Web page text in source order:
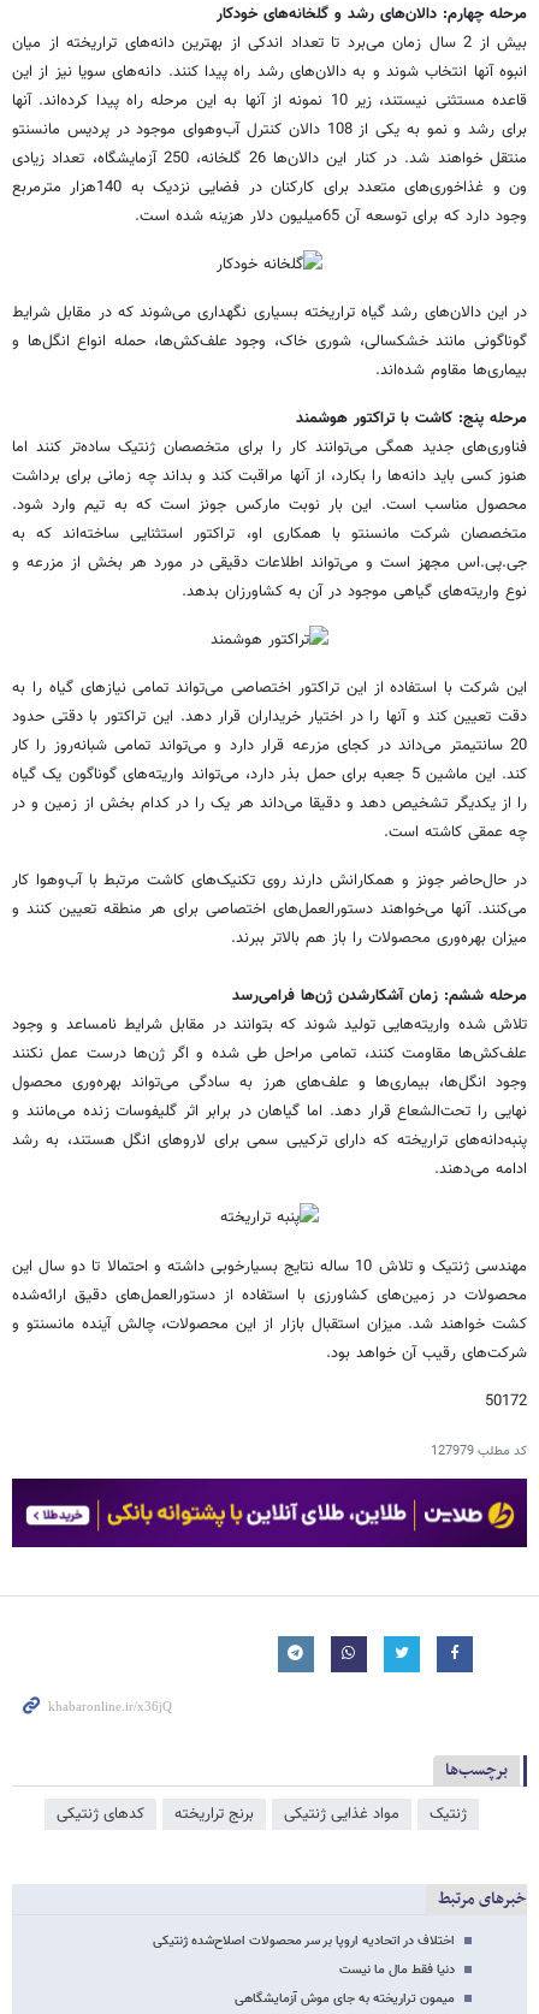
مرحله چهارم: دالان‌های رشد و گلخانه‌های خودکار
بیش از 2 سال زمان می‌برد تا تعداد اندکی از بهترین دانه‌های تراریخته از میان
انبوه آنها انتخاب شوند و به دالان‌های رشد راه پیدا کنند. دانه‌های سویا نیز از این
قاعده مستثنی نیستند، زیر 10 نمونه از آنها به این مرحله راه پیدا کرده‌اند. آنها
برای رشد و نمو به یکی از 108 دالان کنترل آب‌و‌هوای موجود در پردیس مانسنتو
منتقل خواهند شد. در کنار این دالان‌ها 26 گلخانه، 250 آزمایشگاه، تعداد زیادی
ون و غذاخوری‌های متعدد برای کارکنان در فضایی نزدیک به 140هزار مترمربع
وجود دارد که برای توسعه آن 65میلیون دلار هزینه شده است.
در این دالان‌های رشد گیاه تراریخته بسیاری نگهداری می‌شوند که در مقابل شرایط
گوناگونی مانند خشکسالی، شوری خاک، وجود علف‌کش‌ها، حمله انواع انگل‌ها و
بیماری‌ها مقاوم شده‌اند.
مرحله پنج: کاشت با تراکتور هوشمند
فناوری‌های جدید همگی می‌توانند کار را برای متخصصان ژنتیک ساده‌تر کنند اما
هنوز کسی باید دانه‌ها را بکارد، از آنها مراقبت کند و بداند چه زمانی برای برداشت
محصول مناسب است. این بار نوبت مارکس جونز است که به تیم وارد شود.
متخصصان شرکت مانسنتو با همکاری او، تراکتور استثنایی ساخته‌اند که به
جی.پی.اس مجهز است و می‌تواند اطلاعات دقیقی در مورد هر بخش از مزرعه و
نوع واریته‌های گیاهی موجود در آن به کشاورزان بدهد.
این شرکت با استفاده از این تراکتور اختصاصی می‌تواند تمامی نیازهای گیاه را به
دقت تعیین کند و آنها را در اختیار خریداران قرار دهد. این تراکتور با دقتی حدود
20 سانتیمتر می‌داند در کجای مزرعه قرار دارد و می‌تواند تمامی شبانه‌روز را کار
کند. این ماشین 5 جعبه برای حمل بذر دارد، می‌تواند واریته‌های گوناگون یک گیاه
را از یکدیگر تشخیص دهد و دقیقا می‌داند هر یک را در کدام بخش از زمین و در
چه عمقی کاشته است.
در حال‌حاضر جونز و همکارانش دارند روی تکنیک‌های کاشت مرتبط با آب‌و‌هوا کار
می‌کنند. آنها می‌خواهند دستورالعمل‌های اختصاصی برای هر منطقه تعیین کنند و
میزان بهره‌وری محصولات را باز هم بالاتر ببرند.
مرحله ششم: زمان آشکارشدن ژن‌ها فرامی‌رسد
تلاش شده واریته‌هایی تولید شوند که بتوانند در مقابل شرایط نامساعد و وجود
علف‌کش‌ها مقاومت کنند، تمامی مراحل طی شده و اگر ژن‌ها درست عمل نکنند
وجود انگل‌ها، بیماری‌ها و علف‌های هرز به سادگی می‌تواند بهره‌وری محصول
نهایی را تحت‌الشعاع قرار دهد. اما گیاهان در برابر اثر گلیفوسات زنده می‌‌مانند و
پنبه‌دانه‌های تراریخته که دارای ترکیبی سمی برای لاروهای انگل هستند، به رشد
ادامه می‌دهند.
مهندسی ژنتیک و تلاش 10 ساله نتایج بسیارخوبی داشته و احتمالا تا دو سال این
محصولات در زمین‌های کشاورزی با استفاده از دستورالعمل‌های دقیق ارائه‌شده
کشت خواهند شد. میزان استقبال بازار از این محصولات، چالش آینده مانسنتو و
شرکت‌های رقیب آن خواهد بود.
50172
کد مطلب127979
برچسب‌ها
ژنتیک مواد غذایی ژنتیکی برنج تراریخته کدهای ژنتیکی
خبرهای مرتبط
اختلاف در اتحادیه اروپا بر سر محصولات اصلاح‌شده ژنتیکی
دنیا فقط مال ما نیست
میمون تراریخته به جای موش آزمایشگاهی